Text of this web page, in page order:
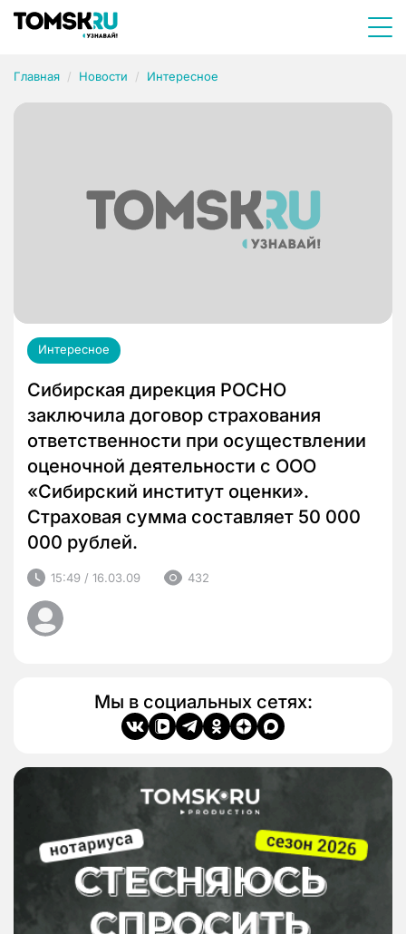
Главная Новости Интересное
Интересное
Сибирская дирекция РОСНО
заключила договор страхования
ответственности при осуществлении
оценочной деятельности с ООО
«Сибирский институт оценки».
Страховая сумма составляет 50 000
000 рублей.
15:49 / 16.03.09 432
Мы в социальных сетях: